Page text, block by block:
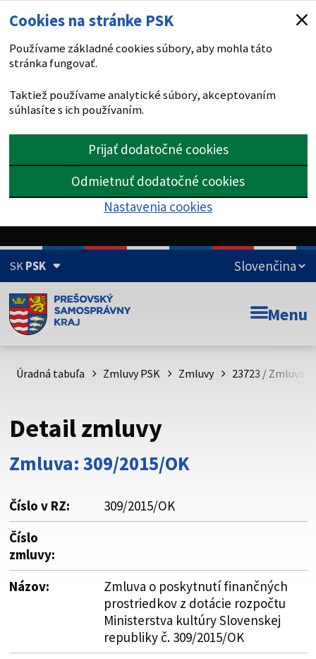
Cookies na stránke PSK
Používame základné cookies súbory, aby mohla táto
stránka fungovať.
Taktiež používame analytické súbory, akceptovaním
súhlasíte s ich používaním.
Prijať dodatočné cookies
Odmietnuť dodatočné cookies
Nastavenia cookies
SKPSK
Doména psk.sk je oficiálna
Toto je oficiálna webová stránka Prešovského
psk.sk.
Buďte pozorní a vždy sa uistite, že zdieľate informácie iba
cez zabezpečenú webovú stránku. Zabezpečená stránka
vždy začína https:// pred názvom domény webového sídla.
Menu
Úradná tabuľa Zmluvy PSK Zmluvy 23723 / Zmluva
Detail zmluvy
Zmluva: 309/2015/OK
Číslo v RZ:
309/2015/OK
Číslo
zmluvy:
Názov:
Zmluva o poskytnutí finančných
prostriedkov z dotácie rozpočtu
Ministerstva kultúry Slovenskej
republiky č. 309/2015/OK